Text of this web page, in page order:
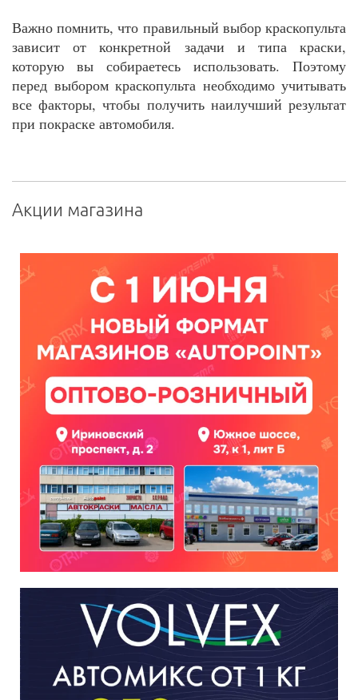
Важно помнить, что правильный выбор краскопульта
зависит от конкретной задачи и типа краски,
которую вы собираетесь использовать. Поэтому
перед выбором краскопульта необходимо учитывать
все факторы, чтобы получить наилучший результат
при покраске автомобиля.
Акции магазина